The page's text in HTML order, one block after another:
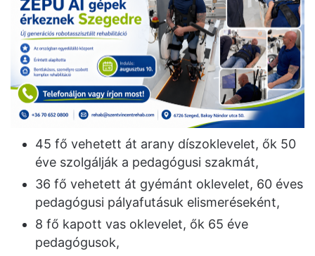
45 fő vehetett át arany díszoklevelet, ők 50
éve szolgálják a pedagógusi szakmát,
36 fő vehetett át gyémánt oklevelet, 60 éves
pedagógusi pályafutásuk elismeréseként,
8 fő kapott vas oklevelet, ők 65 éve
pedagógusok,